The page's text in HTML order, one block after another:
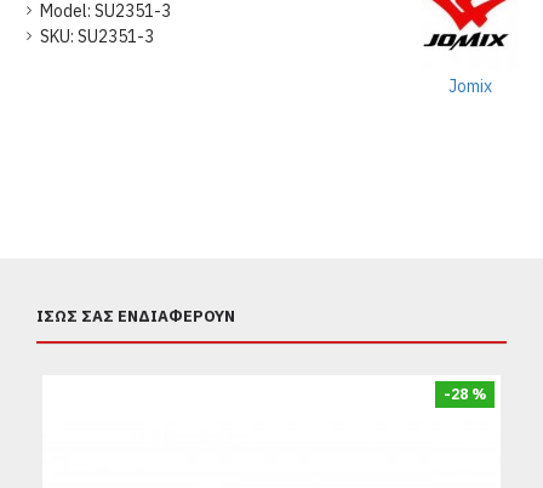
Model: SU2351-3
SKU: SU2351-3
Jomix
ΊΣΩΣ ΣΑΣ ΕΝΔΙΑΦΈΡΟΥΝ
-28 %